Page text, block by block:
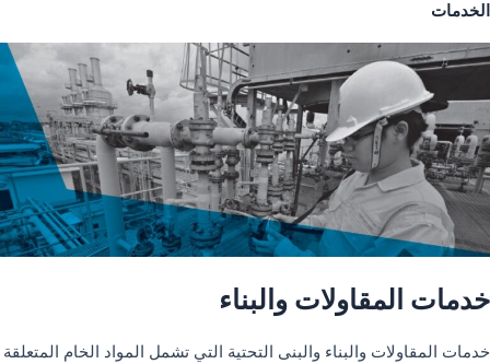
الخدمات
خدمات المقاولات والبناء
خدمات المقاولات والبناء والبنى التحتية التي تشمل المواد الخام المتعلقة